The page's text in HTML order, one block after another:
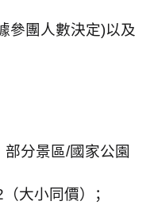
參團人數決定)以及
部分景區/國家公園
（大小同價）；